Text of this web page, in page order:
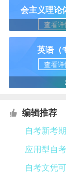
会主义理论
查看
英语（
查看
编辑推荐
自考新考
应用型自
自考文凭